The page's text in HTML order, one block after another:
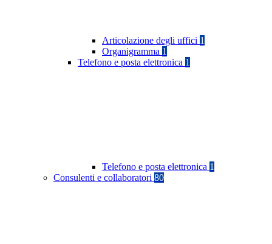
Articolazione degli uffici 1
Organigramma 1
Telefono e posta elettronica 1
Telefono e posta elettronica 1
Consulenti e collaboratori 80